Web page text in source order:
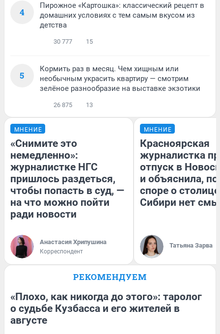
4
Пирожное «Картошка»: классический рецепт в
домашних условиях с тем самым вкусом из
детства
30 777 15
5
Кормить раз в месяц. Чем хищным или
необычным украсить квартиру — смотрим
зелёное разнообразие на выставке экзотики
26 875 13
МНЕНИЕ
«Снимите это
немедленно»:
журналистке НГС
пришлось раздеться,
чтобы попасть в суд, —
на что можно пойти
ради новости
Анастасия Хрипушина
Корреспондент
МНЕНИЕ
Красноярская
журналистка
отпуск в
и объяснила,
споре о столице
Сибири нет
Татьяна Зарва
РЕКОМЕНДУЕМ
«Плохо, как никогда до этого»: таролог
о судьбе Кузбасса и его жителей в
августе